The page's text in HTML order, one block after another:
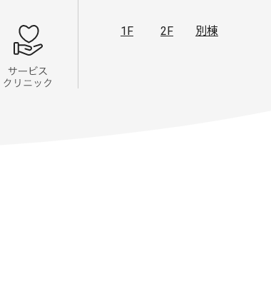
ストラン・フードサービス・クリニック
1F 2F 別棟